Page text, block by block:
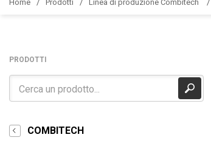
Home Prodotti Linea di produzione Combitech
PRODOTTI
COMBITECH